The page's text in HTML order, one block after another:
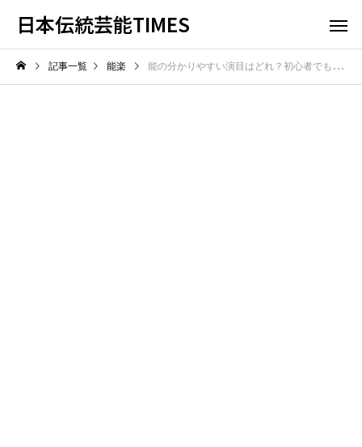
日本伝統芸能TIMES
記事一覧 能楽 能の分かりやすい演目はどれ？初心者でも理解しやすい平易な物語の名作を紹介